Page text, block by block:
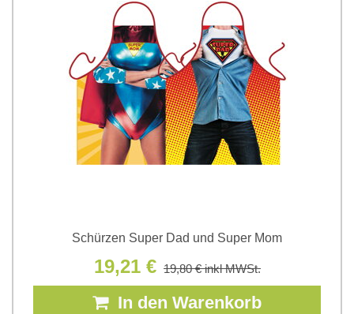
Schürzen Super Dad und Super Mom
19,21 € 19,80 €inkl MWSt.
In den Warenkorb